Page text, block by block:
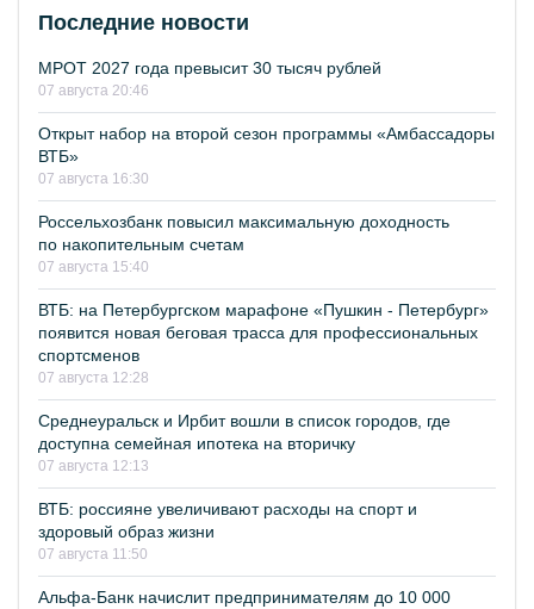
Последние новости
МРОТ 2027 года превысит 30 тысяч рублей
07 августа 20:46
Открыт набор на второй сезон программы «Амбассадоры
ВТБ»
07 августа 16:30
Россельхозбанк повысил максимальную доходность
по накопительным счетам
07 августа 15:40
ВТБ: на Петербургском марафоне «Пушкин - Петербург»
появится новая беговая трасса для профессиональных
спортсменов
07 августа 12:28
Среднеуральск и Ирбит вошли в список городов, где
доступна семейная ипотека на вторичку
07 августа 12:13
ВТБ: россияне увеличивают расходы на спорт и
здоровый образ жизни
07 августа 11:50
Альфа-Банк начислит предпринимателям до 10 000